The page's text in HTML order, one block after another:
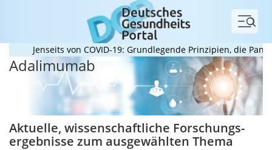
Menü
Jenseits von COVID-19: Grundlegende Prinzipien, die
Adalimumab
Aktuelle, wissenschaftliche Forschungs­
ergebnisse zum ausgewählten Thema